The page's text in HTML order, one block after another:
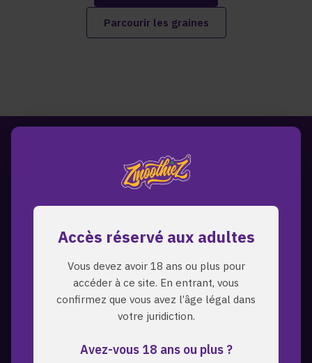
Accès réservé aux adultes
Vous devez avoir 18 ans ou plus pour
accéder à ce site. En entrant, vous
confirmez que vous avez l’âge légal dans
votre juridiction.
Avez-vous 18 ans ou plus ?
Parcourir les graines
ZmoothieZ propose des graines de cannabis premium pour les